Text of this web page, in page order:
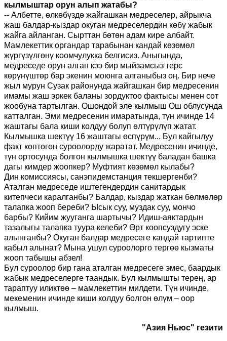
кылмыштар орун алып жатабы?
-- Албетте, өлкөбүздө жайгашкан медреселер, айрыкча
жаш балдар-кыздар окуган медреселердин көбү жабык
жайга айланган. Сырттан бөтөн адам кире албайт.
Мамлекеттик органдар тарабынан кандай көзөмөл
жүргүзүлгөнү коомчулукка белгисиз. Аныгында,
медреседе орун алган кээ бир мыйзамсыз терс
көрүнүштөр бар экенин моюнга алганыбыз оң. Бир нече
жыл мурун Сузак районунда жайгашкан бир медресенин
имамы жаш эркек баланы зордуктоо фактысы менен сот
жообуна тартылган. Ошондой эле кылмыш Ош облусунда
катталган. Эми медресенин имаратында, түн ичинде 14
жаштагы бала киши колдуу болуп өлтүрүлүп жатат.
Кылмышка шектүү 16 жаштагы өспүрүм... Бул кайгылуу
факт көптөгөн суроолорду жаратат. Медресенин ичинде,
түн ортосунда болгон кылмышка шектүү баладан башка
дагы кимдер жоопкер? Муфтият көзөмөл кылабы?
Дин комиссиясы, санэпидемстанция текшергенби?
Аталган медреседе иштегендердин санитардык
китепчеси каралганбы? Балдар, кыздар жаткан бөлмөлөр
талапка жооп береби? Ысык суу, муздак суу, мончо
барбы? Кийим жууганга шартычы? Идиш-аяктардын
тазалыгы талапка туура келеби? Өрт коопсуздугу эске
алынганбы? Окуган балдар медресеге кандай тартипте
кабыл алынат? Мына ушул суроолорго тергөө кызматы
жооп табышы абзел!
Бул суроолор бир гана аталган медресеге эмес, баардык
жабык медреселерге таандык. Бул кылмышты терең, ар
тараптуу иликтөө – мамлекеттин милдети. Түн ичинде,
мекеменин ичинде киши колдуу болгон өлүм – оор
кылмыш.
"Азия Ньюс" гезити